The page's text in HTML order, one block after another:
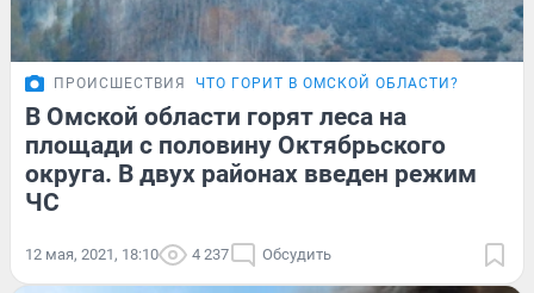
ПРОИСШЕСТВИЯ ЧТО ГОРИТ В ОМСКОЙ ОБЛАСТИ?
В Омской области горят леса на
площади с половину Октябрьского
округа. В двух районах введен режим
ЧС
12 мая, 2021, 18:10 4 237 Обсудить